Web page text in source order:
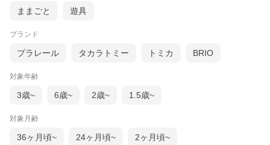
ままごと 遊具
ブランド
プラレール タカラトミー トミカ BRIO
対象年齢
3歳~ 6歳~ 2歳~ 1.5歳~
対象月齢
36ヶ月頃~ 24ヶ月頃~ 2ヶ月頃~